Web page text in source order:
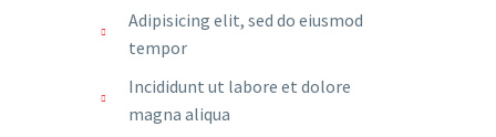
Adipisicing elit, sed do eiusmod
tempor
Incididunt ut labore et dolore
magna aliqua